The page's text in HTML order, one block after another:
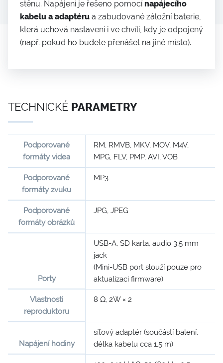
stěnu. Napájení je řešeno pomocí napájecího
kabelu a adaptéru a zabudované záložní baterie,
která uchová nastavení i ve chvíli, kdy je odpojený
(např. pokud ho budete přenášet na jiné místo).
TECHNICKÉ PARAMETRY
Podporované
formáty videa
RM, RMVB, MKV, MOV, M4V,
MPG, FLV, PMP, AVI, VOB
Podporované
formáty zvuku
MP3
Podporované
formáty obrázků
JPG, JPEG
Porty
USB-A, SD karta, audio 3,5 mm
jack
(Mini-USB port slouží pouze pro
aktualizaci firmware)
Vlastnosti
reproduktoru
8 Ω, 2W × 2
Napájení hodiny
síťový adaptér (součástí balení,
délka kabelu cca 1,5 m)